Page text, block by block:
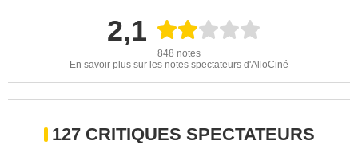
2,1
848 notes
En savoir plus sur les notes spectateurs d'AlloCiné
127 CRITIQUES SPECTATEURS